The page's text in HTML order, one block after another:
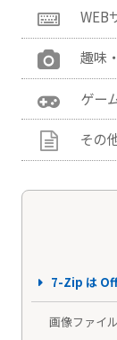
WEB
趣味
ゲー
その
7-Zip は
画像ファイ